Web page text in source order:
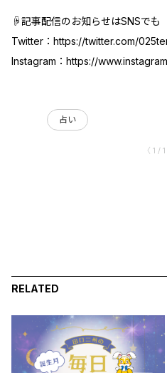
☟記事配信のお知らせはSNSでも
Twitter： https://twitter.com/
Instagram： https://
占い
〈 1 / 1
RELATED